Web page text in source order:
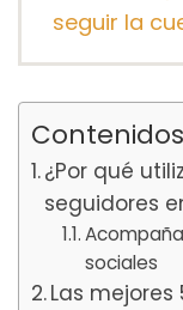
seguir la
Contenidos
¿Por qué
seguidores
sociales
Las